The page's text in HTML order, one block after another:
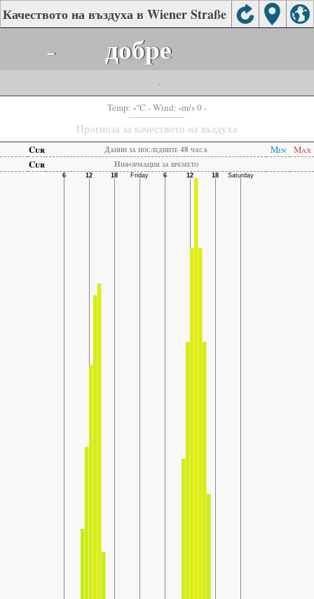
Качеството на въздуха в Wiener Straße
- добре
-
Temp: -°C - Wind: -m/s 0 -
Прогноза за качеството на въздуха
Cur Данни за последните 48 часа Min
Max
Cur
Информация за времето